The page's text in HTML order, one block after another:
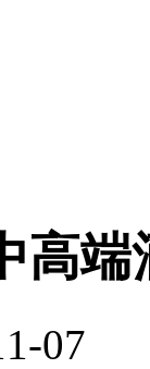
高
07